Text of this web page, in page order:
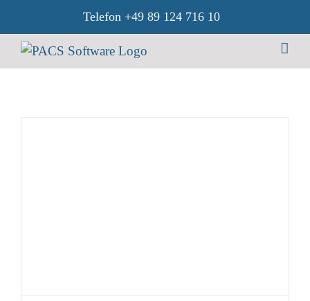
springen
Telefon +49 89 124 716 10